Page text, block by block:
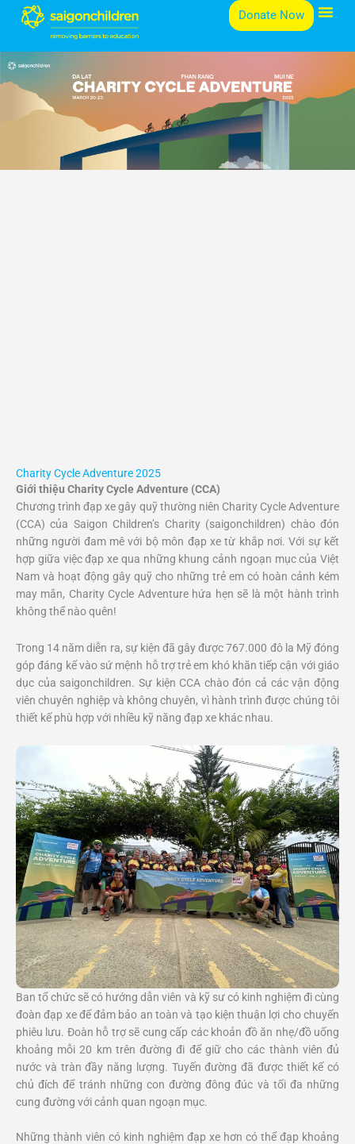
Nhảy
dung
Donate Now
Charity Cycle Adventure 2025
Giới thiệu Charity Cycle Adventure (CCA)
Chương trình đạp xe gây quỹ thường niên Charity Cycle Adventure
(CCA) của Saigon Children’s Charity (saigonchildren) chào đón
những người đam mê với bộ môn đạp xe từ khắp nơi. Với sự kết
hợp giữa việc đạp xe qua những khung cảnh ngoạn mục của Việt
Nam và hoạt động gây quỹ cho những trẻ em có hoàn cảnh kém
may mắn, Charity Cycle Adventure hứa hẹn sẽ là một hành trình
không thể nào quên!
Trong 14 năm diễn ra, sự kiện đã gây được 767.000 đô la Mỹ đóng
góp đáng kể vào sứ mệnh hỗ trợ trẻ em khó khăn tiếp cận với giáo
dục của saigonchildren. Sự kiện CCA chào đón cả các vận động
viên chuyên nghiệp và không chuyên, vì hành trình được chúng tôi
thiết kế phù hợp với nhiều kỹ năng đạp xe khác nhau.
Ban tổ chức sẽ có hướng dẫn viên và kỹ sư có kinh nghiệm đi cùng
đoàn đạp xe để đảm bảo an toàn và tạo kiện thuận lợi cho chuyến
phiêu lưu. Đoàn hỗ trợ sẽ cung cấp các khoản đồ ăn nhẹ/đồ uống
khoảng mỗi 20 km trên đường đi để giữ cho các thành viên đủ
nước và tràn đầy năng lượng. Tuyến đường đã được thiết kế có
chủ đích để tránh những con đường đông đúc và tối đa những
cung đường với cảnh quan ngoạn mục.
Những thành viên có kinh nghiệm đạp xe hơn có thể đạp khoảng